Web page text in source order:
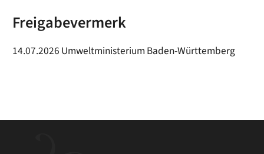
Freigabevermerk
14.07.2026 Umweltministerium Baden-Württemberg